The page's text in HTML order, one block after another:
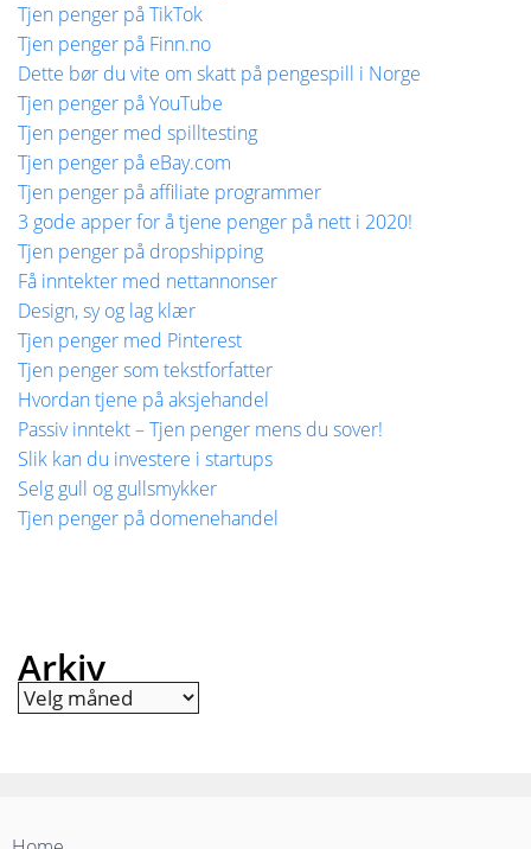
Tjen penger på TikTok
Tjen penger på Finn.no
Dette bør du vite om skatt på pengespill i Norge
Tjen penger på YouTube
Tjen penger med spilltesting
Tjen penger på eBay.com
Tjen penger på affiliate programmer
3 gode apper for å tjene penger på nett i 2020!
Tjen penger på dropshipping
Få inntekter med nettannonser
Design, sy og lag klær
Tjen penger med Pinterest
Tjen penger som tekstforfatter
Hvordan tjene på aksjehandel
Passiv inntekt – Tjen penger mens du sover!
Slik kan du investere i startups
Selg gull og gullsmykker
Tjen penger på domenehandel
Arkiv
Arkiv